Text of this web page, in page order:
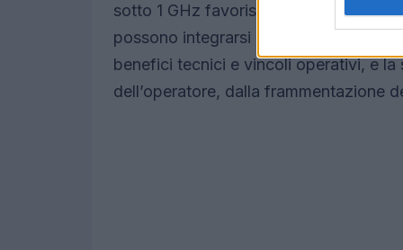
sotto 1 GHz favoriscono la copertura
possono integrarsi più facilmente
benefici tecnici e vincoli operativi, e
dell’operatore, dalla frammentazione